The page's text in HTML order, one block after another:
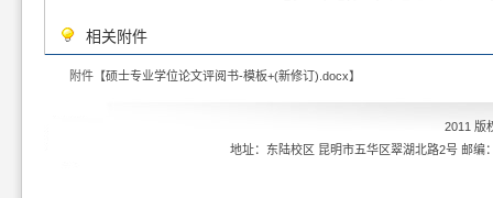
相关附件
附件【硕士专业学位论文评阅书-模板+(新修订).docx】
2011 版
地址：东陆校区 昆明市五华区翠湖北路2号 邮编